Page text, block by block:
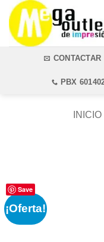
Saltar
contenido
CONTACTAR
PBX
INICIO
Save
¡Oferta!